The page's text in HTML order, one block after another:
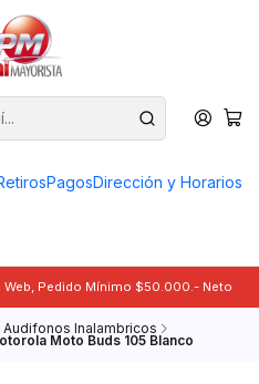
PagosDirección y Horarios
Web, Pedido Mínimo $50.000.- Neto
Audifonos Inalambricos
Moto Buds 105 Blanco